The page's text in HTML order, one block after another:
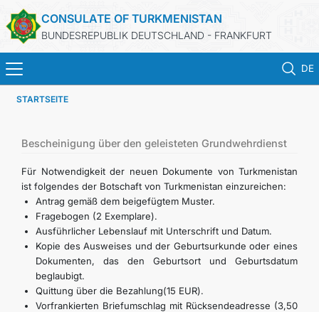
CONSULATE OF TURKMENISTAN
BUNDESREPUBLIK DEUTSCHLAND - FRANKFURT
DE
AKTUELLES
MFA
KONSULARISCHE DIENSTE
TURKMENISTAN
KONTAKT
STARTSEITE
Bescheinigung über den geleisteten Grundwehrdienst
Für Notwendigkeit der neuen Dokumente von Turkmenistan
ist folgendes der Botschaft von Turkmenistan einzureichen:
Antrag gemäß dem beigefügtem Muster.
Fragebogen (2 Exemplare).
Ausführlicher Lebenslauf mit Unterschrift und Datum.
Kopie des Ausweises und der Geburtsurkunde oder eines
Dokumenten, das den Geburtsort und Geburtsdatum
beglaubigt.
Quittung über die Bezahlung(15 EUR).
Vorfrankierten Briefumschlag mit Rücksendeadresse (3,50